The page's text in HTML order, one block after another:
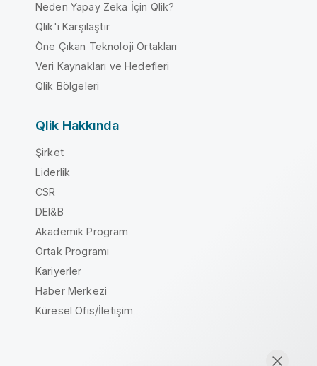
Neden Yapay Zeka İçin Qlik?
Qlik'i Karşılaştır
Öne Çıkan Teknoloji Ortakları
Veri Kaynakları ve Hedefleri
Qlik Bölgeleri
Qlik Hakkında
Şirket
Liderlik
CSR
DEI&B
Akademik Program
Ortak Programı
Kariyerler
Haber Merkezi
Küresel Ofis/İletişim